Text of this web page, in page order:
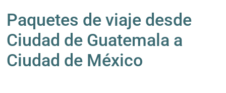
Paquetes de viaje desde
Ciudad de Guatemala a
Ciudad de México